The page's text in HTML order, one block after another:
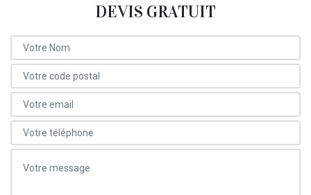
DEVIS GRATUIT